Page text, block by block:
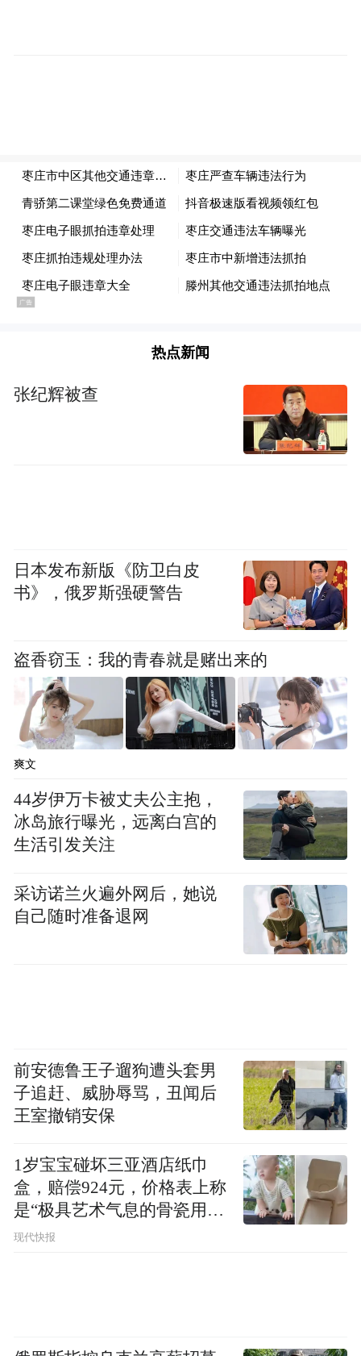
热点新闻
张纪辉被查
日本发布新版《防卫白皮
书》，俄罗斯强硬警告
盗香窃玉：我的青春就是赌出来的
爽文
44岁伊万卡被丈夫公主抱，
冰岛旅行曝光，远离白宫的
生活引发关注
采访诺兰火遍外网后，她说
自己随时准备退网
前安德鲁王子遛狗遭头套男
子追赶、威胁辱骂，丑闻后
王室撤销安保
1岁宝宝碰坏三亚酒店纸巾
盒，赔偿924元，价格表上称
是“极具艺术气息的骨瓷用
品”
现代快报